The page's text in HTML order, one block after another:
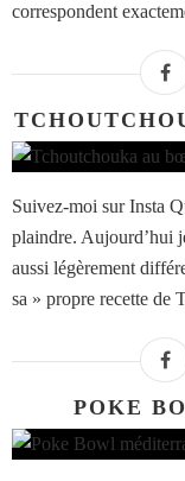
correspondent
Suivez-moi sur Insta
plaindre. Aujourd’hui
aussi légèrement
sa » propre recette de
POKE